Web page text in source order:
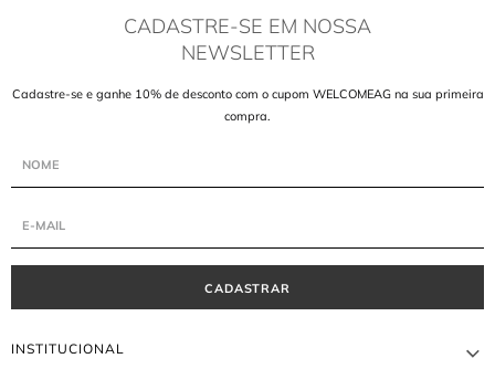
CADASTRE-SE EM NOSSA
NEWSLETTER
Cadastre-se e ganhe 10% de desconto com o cupom WELCOMEAG na sua primeira
compra.
CADASTRAR
INSTITUCIONAL